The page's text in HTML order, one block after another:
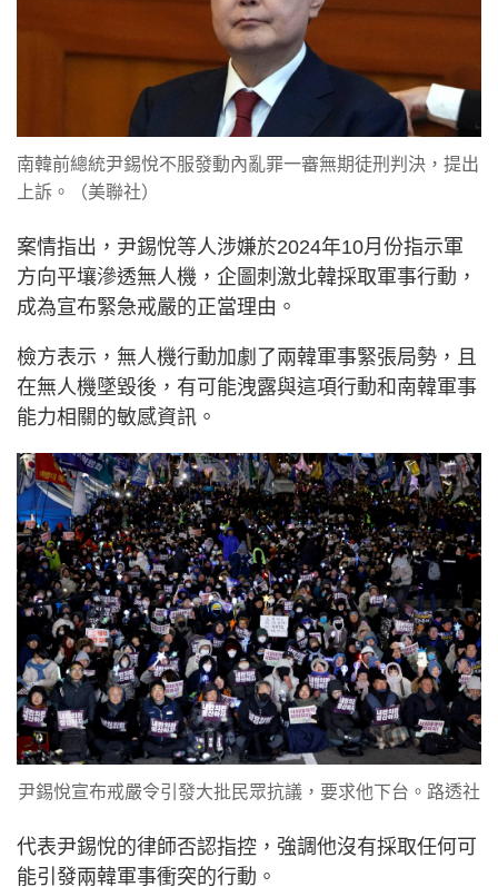
南韓前總統尹錫悅不服發動內亂罪一審無期徒刑判決，提出
上訴。（美聯社）
案情指出，尹錫悅等人涉嫌於2024年10月份指示軍
方向平壤滲透無人機，企圖刺激北韓採取軍事行動，
成為宣布緊急戒嚴的正當理由。
檢方表示，無人機行動加劇了兩韓軍事緊張局勢，且
在無人機墜毀後，有可能洩露與這項行動和南韓軍事
能力相關的敏感資訊。
尹錫悅宣布戒嚴令引發大批民眾抗議，要求他下台。路透社
代表尹錫悅的律師否認指控，強調他沒有採取任何可
能引發兩韓軍事衝突的行動。